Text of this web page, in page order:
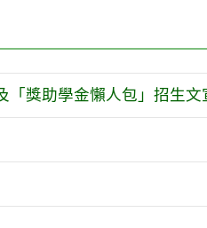
「獎助學金懶人包」招生文